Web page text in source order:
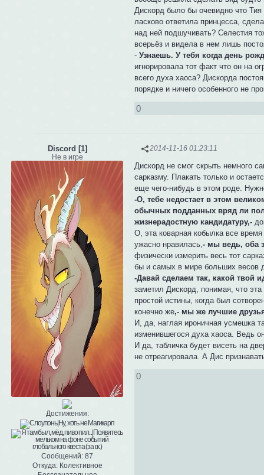
Дискорд было бы очевидно что
ласково ответила принцесса,
над ней подшучивать? Селестия
всерьёз и видела в нем лишь
-Узнаешь. У тебя когда день
игнорировала тот факт что он на
всего духа хаоса? Дискорда
порядке и ничего особенного не
0
2014-11-16 01:23:11
Discord [1]
Не в игре
Достижения:
Сообщений: 87
Откуда:Колективное
Дискорд не смог скрыть немного
сарказму. Плакать только и
еще чего-нибудь в этом роде.
-О, тебе недостает в этом
обычных подданных вряд ли
жизнерадостную кандидатуру,-
О, эта коварная кобылка все
ужасно нравилась,- мы ведь, оба
физически измерить весь тот
бы и самых в мире больших весов
-Давай сделаем так, какой твой
заметил Дискорд, понимая, что эта
простой истины, когда был
конечно же,- мы же лучшие
И, да, наглая ироничная усмешка
изменившегося духа хаоса. Ведь
И да, табличка будет висеть на
не отреагировала. А Дис
0